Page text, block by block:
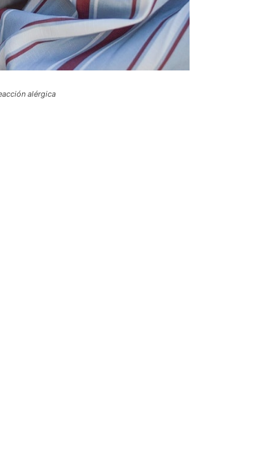
alérgica